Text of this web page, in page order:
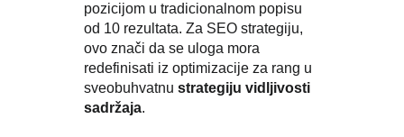
pozicijom u tradicionalnom popisu
od 10 rezultata. Za SEO strategiju,
ovo znači da se uloga mora
redefinisati iz optimizacije za rang u
sveobuhvatnustrategiju vidljivosti
sadržaja.